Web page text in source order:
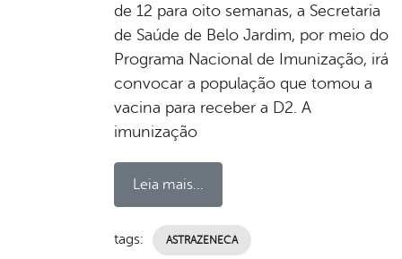
de 12 para oito semanas, a Secretaria
de Saúde de Belo Jardim, por meio do
Programa Nacional de Imunização, irá
convocar a população que tomou a
vacina para receber a D2. A
imunização
Leia mais...
tags: ASTRAZENECA